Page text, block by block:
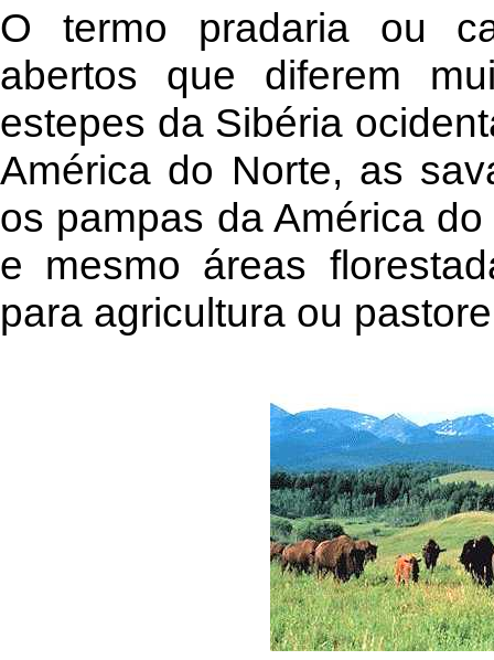
O termo pradaria ou
abertos que diferem
estepes da Sibéria
América do Norte, as
os pampas da América
e mesmo áreas
para agricultura ou